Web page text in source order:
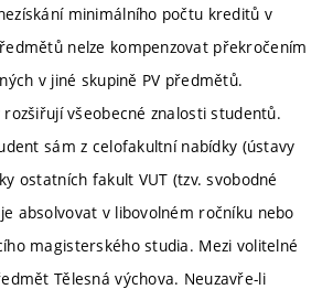
minimálního počtu kreditů v
nelze kompenzovat překročením
v jiné skupině PV předmětů.
všeobecné znalosti studentů.
sám z celofakultní nabídky (ústavy
ostatních fakult VUT (tzv. svobodné
absolvovat v libovolném ročníku nebo
magisterského studia. Mezi volitelné
Tělesná výchova. Neuzavře-li